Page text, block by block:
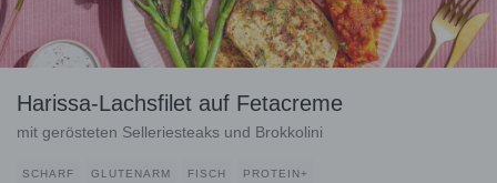
Harissa-Lachsfilet auf Fetacreme
mit gerösteten Selleriesteaks und Brokkolini
SCHARF GLUTENARM FISCH PROTEIN+